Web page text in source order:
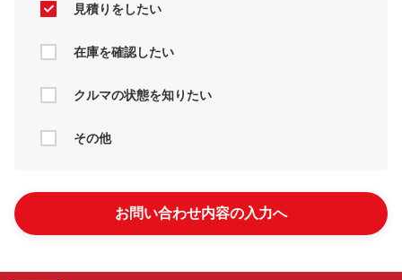
見積りをしたい
在庫を確認したい
クルマの状態を知りたい
その他
お問い合わせ内容の入力へ